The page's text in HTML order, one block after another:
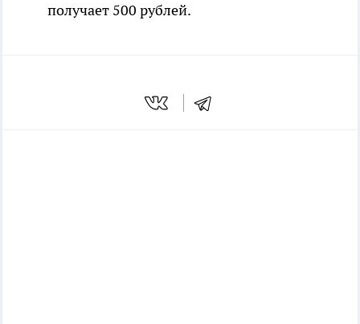
получает 500 рублей.